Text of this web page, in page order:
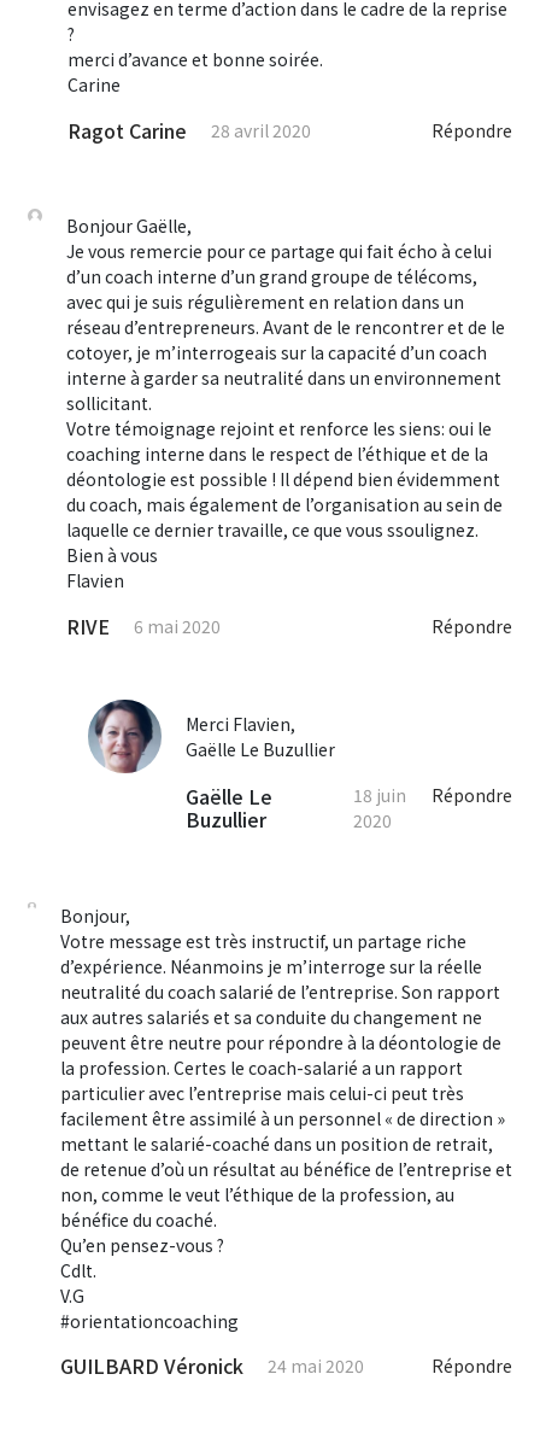
envisagez en terme d’action dans le cadre de la reprise
?
merci d’avance et bonne soirée.
Carine
Ragot Carine 28 avril 2020 Répondre
Bonjour Gaëlle,
Je vous remercie pour ce partage qui fait écho à celui
d’un coach interne d’un grand groupe de télécoms,
avec qui je suis régulièrement en relation dans un
réseau d’entrepreneurs. Avant de le rencontrer et de le
cotoyer, je m’interrogeais sur la capacité d’un coach
interne à garder sa neutralité dans un environnement
sollicitant.
Votre témoignage rejoint et renforce les siens: oui le
coaching interne dans le respect de l’éthique et de la
déontologie est possible ! Il dépend bien évidemment
du coach, mais également de l’organisation au sein de
laquelle ce dernier travaille, ce que vous ssoulignez.
Bien à vous
Flavien
RIVE 6 mai 2020 Répondre
Merci Flavien,
Gaëlle Le Buzullier
Gaëlle Le
Buzullier
18 juin
2020
Répondre
Bonjour,
Votre message est très instructif, un partage riche
d’expérience. Néanmoins je m’interroge sur la réelle
neutralité du coach salarié de l’entreprise. Son rapport
aux autres salariés et sa conduite du changement ne
peuvent être neutre pour répondre à la déontologie de
la profession. Certes le coach-salarié a un rapport
particulier avec l’entreprise mais celui-ci peut très
facilement être assimilé à un personnel « de direction »
mettant le salarié-coaché dans un position de retrait,
de retenue d’où un résultat au bénéfice de l’entreprise et
non, comme le veut l’éthique de la profession, au
bénéfice du coaché.
Qu’en pensez-vous ?
Cdlt.
V.G
#orientationcoaching
GUILBARD Véronick 24 mai 2020 Répondre